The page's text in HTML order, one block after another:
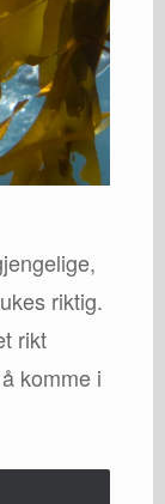
riktig.
rikt
komme i